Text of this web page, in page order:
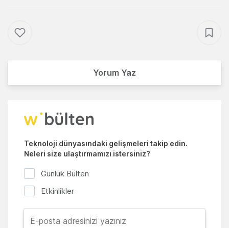
Yorum Yaz
Teknoloji dünyasındaki gelişmeleri takip edin.
Neleri size ulaştırmamızı istersiniz?
Günlük Bülten
Etkinlikler